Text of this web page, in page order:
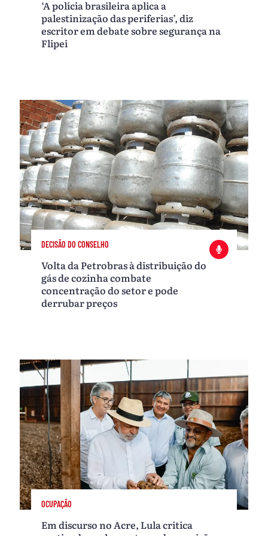
‘A polícia brasileira aplica a
palestinização das periferias’, diz
escritor em debate sobre segurança na
Flipei
DECISÃO DO CONSELHO
Volta da Petrobras à distribuição do
gás de cozinha combate
concentração do setor e pode
derrubar preços
OCUPAÇÃO
Em discurso no Acre, Lula critica